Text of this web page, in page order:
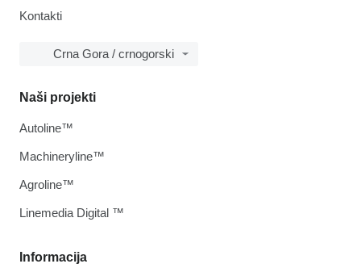
Kontakti
Crna Gora / crnogorski
Informacija
Naši projekti
Autoline™
Machineryline™
Agroline™
Linemedia Digital ™